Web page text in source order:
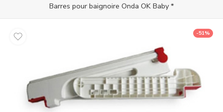
Barres pour baignoire Onda OK Baby *
-51%